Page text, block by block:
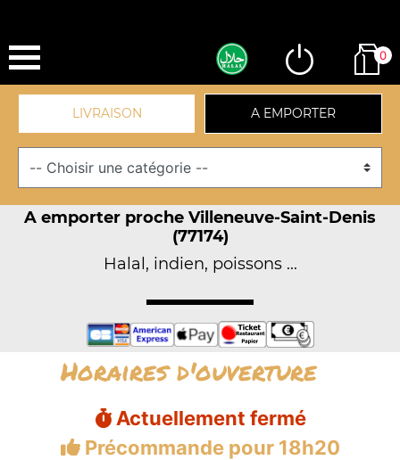
0
LIVRAISON A EMPORTER
A emporter proche Villeneuve-Saint-Denis
(77174)
Halal, indien, poissons ...
Horaires d'ouverture
Actuellement fermé
Précommande pour 18h20